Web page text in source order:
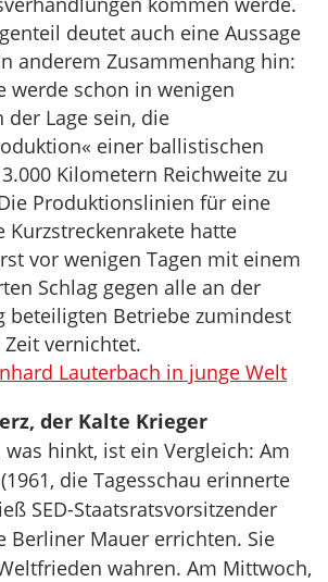
deutet auch eine Aussage
anderem Zusammenhang hin:
werde schon in wenigen
der Lage sein, die
einer ballistischen
Kilometern Reichweite zu
Produktionslinien für eine
Kurzstreckenrakete hatte
vor wenigen Tagen mit einem
Schlag gegen alle an der
beteiligten Betriebe zumindest
vernichtet.
Lauterbach in junge Welt
der Kalte Krieger
hinkt, ist ein Vergleich: Am
die Tagesschau erinnerte
SED-Staatsratsvorsitzender
Berliner Mauer errichten. Sie
wahren. Am Mittwoch,